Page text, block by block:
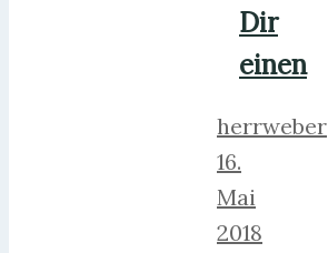
Dir
einen
herrweber
16.
Mai
2018